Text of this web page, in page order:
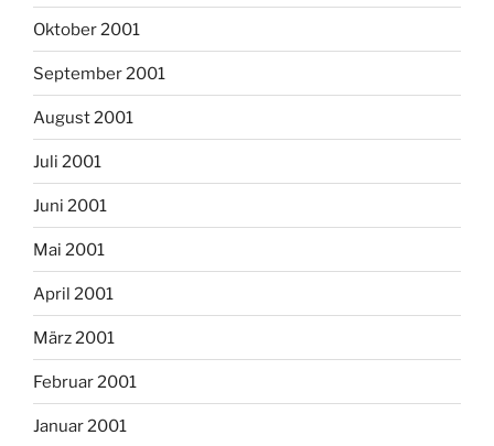
Oktober 2001
September 2001
August 2001
Juli 2001
Juni 2001
Mai 2001
April 2001
März 2001
Februar 2001
Januar 2001